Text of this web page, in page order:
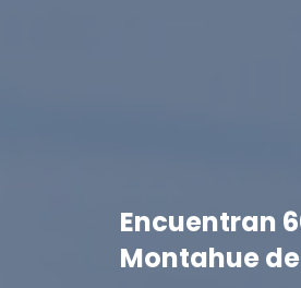
Encuentran
Montahue